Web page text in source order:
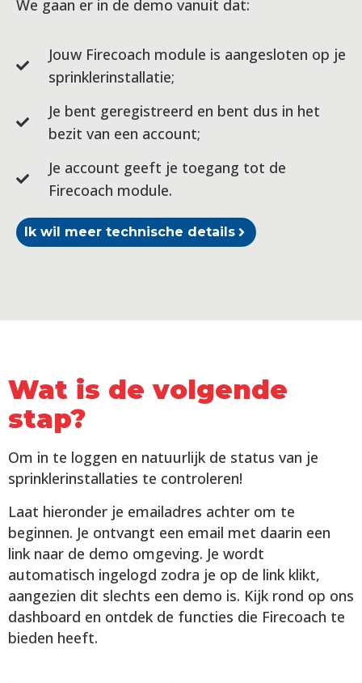
We gaan er in de demo vanuit dat:
Jouw Firecoach module is aangesloten op je
sprinklerinstallatie;
Je bent geregistreerd en bent dus in het
bezit van een account;
Je account geeft je toegang tot de
Firecoach module.
Ik wil meer technische details
Wat is de volgende
stap?
Om in te loggen en natuurlijk de status van je
sprinklerinstallaties te controleren!
Laat hieronder je emailadres achter om te
beginnen. Je ontvangt een email met daarin een
link naar de demo omgeving. Je wordt
automatisch ingelogd zodra je op de link klikt,
aangezien dit slechts een demo is. Kijk rond op ons
dashboard en ontdek de functies die Firecoach te
bieden heeft.